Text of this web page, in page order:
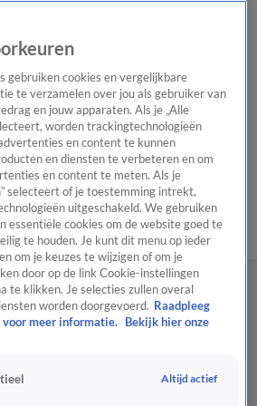
Regionieuws Het beste van Hart
Tip de
WeerTip de redactiePanelVideo's
gebruiken cookies en vergelijkbare
te verzamelen over jou als gebruiker van
en jouw apparaten. Als je „Alle
worden trackingtechnologieën
en content te kunnen
en diensten te verbeteren en om
en content te meten. Als je
selecteert of je toestemming intrekt,
uitgeschakeld. We gebruiken
essentiële cookies om de website goed te
te houden. Je kunt dit menu op ieder
om je keuzes te wijzigen of om je
door op de link Cookie-instellingen
te klikken. Je selecties zullen overal
worden doorgevoerd. Raadpleeg
meer informatie.
Bekijk hier onze
Altijd actief